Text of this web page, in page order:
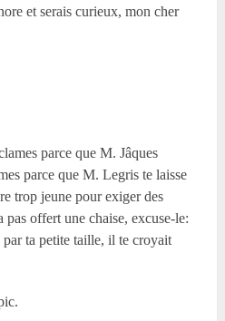
et serais curieux, mon cher
parce que M. Jâques
parce que M. Legris te laisse
trop jeune pour exiger des
offert une chaise, excuse-le:
par ta petite taille, il te croyait